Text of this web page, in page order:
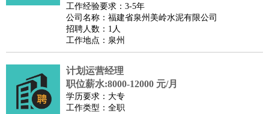
工作经验要求：3-5年
公司名称：福建省泉州美岭水泥有限公司
招聘人数：1人
工作地点：泉州
计划运营经理
职位薪水:8000-12000 元/月
学历要求：大专
工作类型：全职